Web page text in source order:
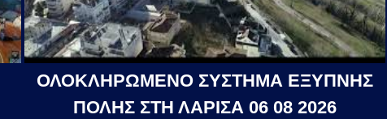
ΟΛΟΚΛΗΡΩΜΕΝΟ ΣΥΣΤΗΜΑ ΕΞΥΠΝΗΣ
ΠΟΛΗΣ ΣΤΗ ΛΑΡΙΣΑ 06 08 2026